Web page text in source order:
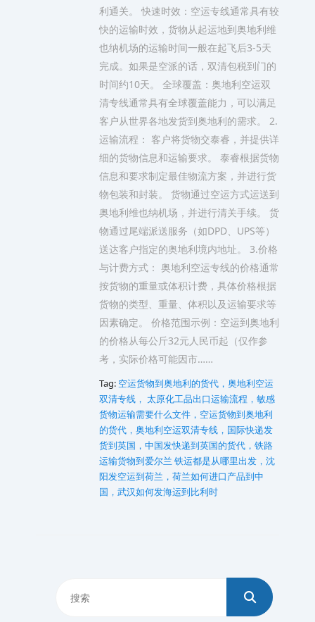
利通关。 快速时效：空运专线通常具有较
快的运输时效，货物从起运地到奥地利维
也纳机场的运输时间一般在起飞后3-5天
完成。如果是空派的话，双清包税到门的
时间约10天。 全球覆盖：奥地利空运双
清专线通常具有全球覆盖能力，可以满足
客户从世界各地发货到奥地利的需求。 2.
运输流程： 客户将货物交泰睿，并提供详
细的货物信息和运输要求。 泰睿根据货物
信息和要求制定最佳物流方案，并进行货
物包装和封装。 货物通过空运方式运送到
奥地利维也纳机场，并进行清关手续。 货
物通过尾端派送服务（如DPD、UPS等）
送达客户指定的奥地利境内地址。 3.价格
与计费方式： 奥地利空运专线的价格通常
按货物的重量或体积计费，具体价格根据
货物的类型、重量、体积以及运输要求等
因素确定。 价格范围示例：空运到奥地利
的价格从每公斤32元人民币起（仅作参
考，实际价格可能因市……
Tag: 空运货物到奥地利的货代，奥地利空运
双清专线， 太原化工品出口运输流程，敏感
货物运输需要什么文件，空运货物到奥地利
的货代，奥地利空运双清专线，国际快递发
货到英国，中国发快递到英国的货代，铁路
运输货物到爱尔兰 铁运都是从哪里出发，沈
阳发空运到荷兰，荷兰如何进口产品到中
国，武汉如何发海运到比利时